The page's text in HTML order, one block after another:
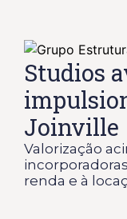
Studios
Joinville
Valorização
renda e à